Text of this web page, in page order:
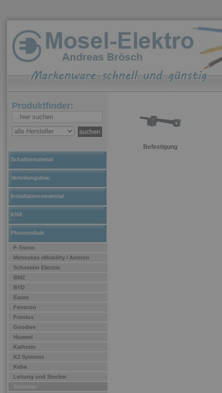
Produktfinder:
Schaltermaterial
Verteilungsbau
Installationsmaterial
KNX
Photovoltaik
F-Tronic
Mennekes eMobility / Amtron
Schneider Electric
BMZ
BYD
Easee
Fenecon
Fronius
Goodwe
Huawei
Kathrein
K2 Systems
Keba
Leitung und Stecker
Schletter
Befestigung